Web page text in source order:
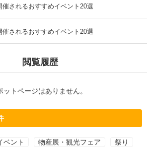
催されるおすすめイベント20選
されるおすすめイベント20選
閲覧履歴
トページはありません。
ベント 物産展・観光フェア 祭り